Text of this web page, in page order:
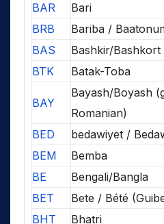
BAR
Bari
BRB
Bariba /
BAS
Bashkir/Bashkort
BTK
Batak-Toba
BAY
Bayash/Boyash
Romanian)
BED
bedawiyet /
BEM
Bemba
BE
Bengali/Bangla
BET
Bete / Bété
BHT
Bhatri